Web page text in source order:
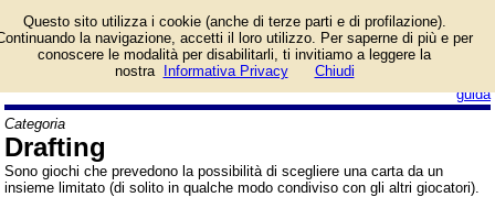
guida
Lista giochi da tavolo
categoria Drafting.
Categoria
Drafting
Sono giochi che prevedono la possibilità di scegliere una carta da un
insieme limitato (di solito in qualche modo condiviso con gli altri giocatori).
Questo sito utilizza i cookie (anche di terze parti e di profilazione).
la navigazione, accetti il loro utilizzo. Per saperne di più e per
conoscere le modalità per disabilitarli, ti invitiamo a leggere la
nostra
Informativa Privacy Chiudi